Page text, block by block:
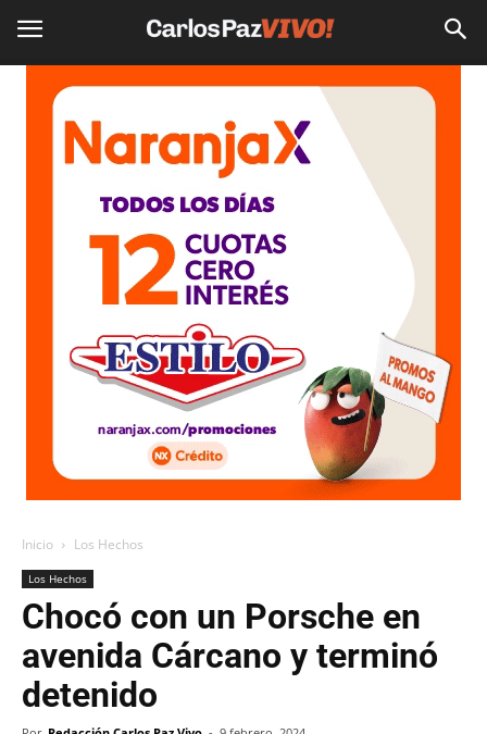
Inicio Los Hechos
Los Hechos
Chocó con un Porsche en
avenida Cárcano y terminó
detenido